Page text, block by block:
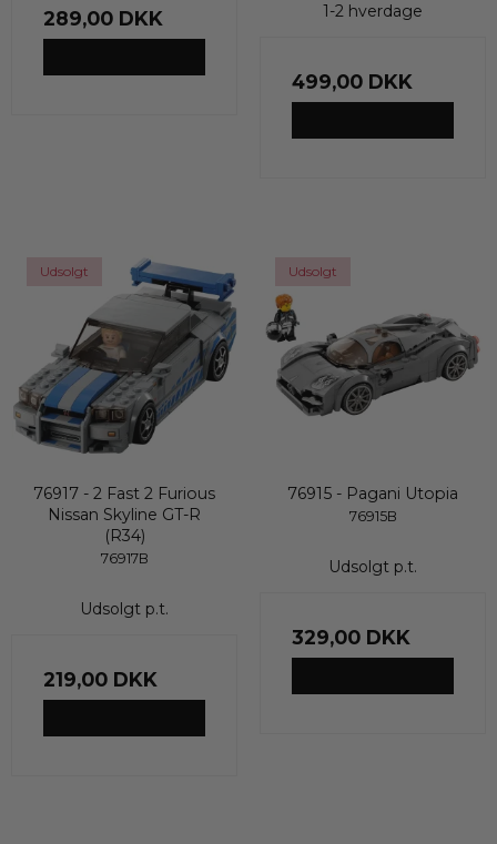
289,00 DKK 1-2 hverdage
499,00 DKK
Udsolgt
76917 - 2 Fast 2 Furious
Nissan Skyline GT-R
(R34)
76917B
Udsolgt p.t.
219,00 DKK
Udsolgt
76915 - Pagani Utopia
76915B
Udsolgt p.t.
329,00 DKK